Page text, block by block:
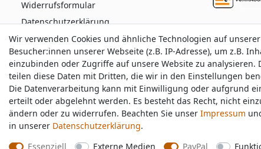
Widerrufsformular
Datenschutzerklärung
AGB
Impressum
Durchschnittliche Bewertung vonnawajo.de
Wir verwenden Cookies und ähnliche Technologien auf
Besucher:innen unserer Webseite (z.B. IP-Adresse), um z.B.
einzubinden oder Zugriffe auf unsere Website zu
teilen diese Daten mit Dritten, die wir in den Einstellungen
Die Datenverarbeitung kann mit Einwilligung oder aufgrund
erteilt oder abgelehnt werden. Es besteht das Recht, nicht
ändern oder zu widerrufen. Beachten Sie unser Impressum
in unserer Daten­schutz­erklärung.
Essenziell
Externe Medien PayPal
Wir verwenden Cookies und ähnliche Technologien auf
Besucher:innen unserer Webseite (z.B. IP-Adresse), um z.B.
einzubinden oder Zugriffe auf unsere Website zu
teilen diese Daten mit Dritten, die wir in den Einstellungen
Die Datenverarbeitung kann mit Einwilligung oder aufgrund
erteilt oder abgelehnt werden. Es besteht das Recht, nicht
ändern oder zu widerrufen. Beachten Sie unser Impressum
in unserer Daten­schutz­erklärung.
Essenziell
Externe Medien PayPal